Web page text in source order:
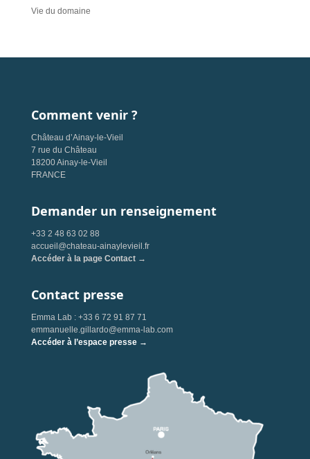
Vie du domaine
Comment venir ?
Château d’Ainay-le-Vieil
7 rue du Château
18200 Ainay-le-Vieil
FRANCE
Demander un renseignement
+33 2 48 63 02 88
accueil@chateau-ainaylevieil.fr
Accéder à la page Contact →
Contact presse
Emma Lab : +33 6 72 91 87 71
emmanuelle.gillardo@emma-lab.com
Accéder à l’espace presse →